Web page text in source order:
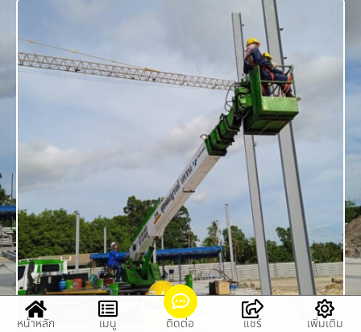
หน้าหลัก เมนู ติดต่อ แชร์ เพิ่มเติม